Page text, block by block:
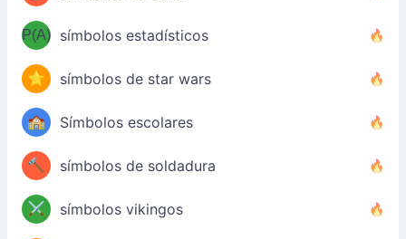
P(A) símbolos estadísticos
⭐ símbolos de star wars
🏫 Símbolos escolares
🔨 símbolos de soldadura
⚔️ símbolos vikingos